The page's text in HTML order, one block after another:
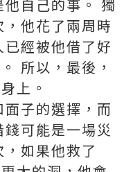
自己的事。 獨
他花了兩周時
經被他借了好
所以，最後，
上。
子的選擇，而
可能是一場災
如果他救了